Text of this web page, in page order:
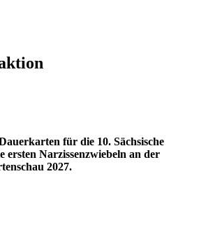
für die 10. Sächsische
Narzissenzwiebeln an der
2027.